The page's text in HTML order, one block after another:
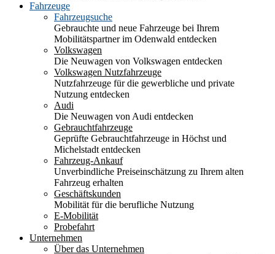
Fahrzeuge
Fahrzeugsuche
Gebrauchte und neue Fahrzeuge bei Ihrem
Mobilitätspartner im Odenwald entdecken
Volkswagen
Die Neuwagen von Volkswagen entdecken
Volkswagen Nutzfahrzeuge
Nutzfahrzeuge für die gewerbliche und private
Nutzung entdecken
Audi
Die Neuwagen von Audi entdecken
Gebrauchtfahrzeuge
Geprüfte Gebrauchtfahrzeuge in Höchst und
Michelstadt entdecken
Fahrzeug-Ankauf
Unverbindliche Preiseinschätzung zu Ihrem alten
Fahrzeug erhalten
Geschäftskunden
Mobilität für die berufliche Nutzung
E-Mobilität
Probefahrt
Unternehmen
Über das Unternehmen